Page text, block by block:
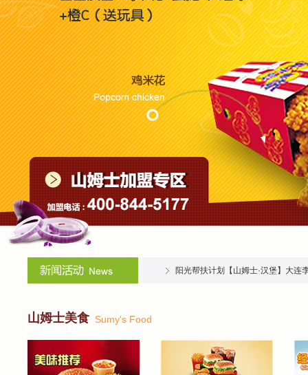
阳光帮扶计划【山姆士·汉堡】东港
阳光帮扶计划【山姆士·汉堡】大连
山姆士美食 Sumy's Food